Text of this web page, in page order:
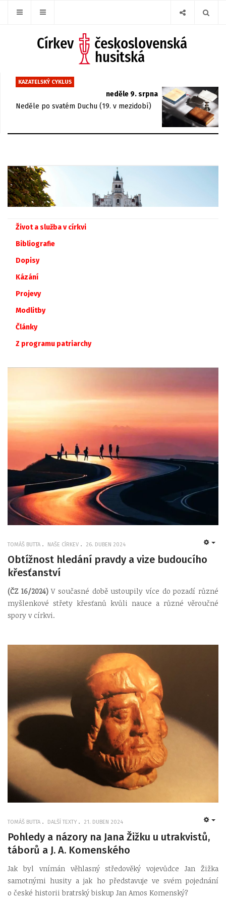
KAZATELSKÝ CYKLUS
neděle 9. srpna
Neděle po svatém Duchu (19. v mezidobí)
Život a služba v církvi
Bibliografie
Dopisy
Kázání
Projevy
Modlitby
Články
Z programu patriarchy
TOMÁŠ BUTTA NAŠE CÍRKEV 26. DUBEN 2024
Obtížnost hledání pravdy a vize budoucího
křesťanství
(ČZ 16/2024)V současné době ustoupily více do pozadí různé
myšlenkové střety křesťanů kvůli nauce a různé věroučné
spory v církvi.
TOMÁŠ BUTTA DALŠÍ TEXTY 21. DUBEN 2024
Pohledy a názory na Jana Žižku u utrakvistů,
táborů a J. A. Komenského
Jak byl vnímán věhlasný středověký vojevůdce Jan Žižka
samotnými husity a jak ho představuje ve svém pojednání
o české historii bratrský biskup Jan Amos Komenský?